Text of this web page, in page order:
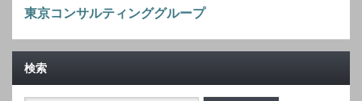
東京コンサルティンググループ
検索